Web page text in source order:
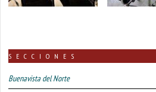
SECCIONES
Buenavista del Norte